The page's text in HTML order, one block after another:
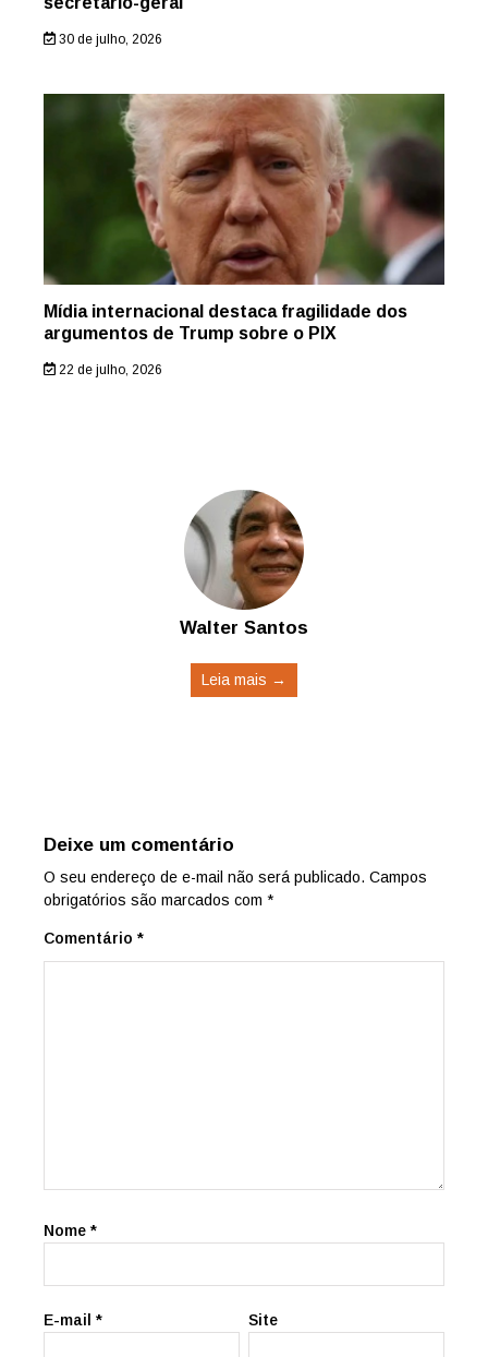
30 de julho, 2026
Mídia internacional destaca fragilidade dos
argumentos de Trump sobre o PIX
22 de julho, 2026
Walter Santos
Leia mais →
Deixe um comentário
O seu endereço de e-mail não será publicado. Campos
obrigatórios são marcados com *
Comentário *
Nome *
E-mail * Site